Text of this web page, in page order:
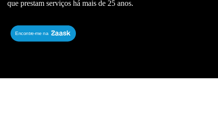
que prestam serviços há mais de 25 anos.